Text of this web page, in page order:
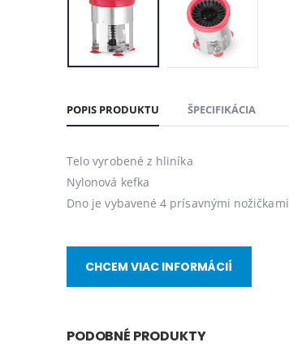
POPIS PRODUKTU ŠPECIFIKÁCIA
Telo vyrobené z hliníka
Nylonová kefka
Dno je vybavené 4 prísavnými nožičkami
CHCEM VIAC INFORMÁCIÍ
PODOBNÉ PRODUKTY